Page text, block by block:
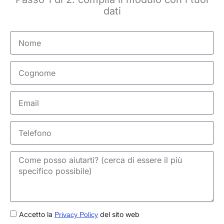
dati
Nome
Cognome
Email
Telefono
GDPRAccetto la Privacy Policy del sito web